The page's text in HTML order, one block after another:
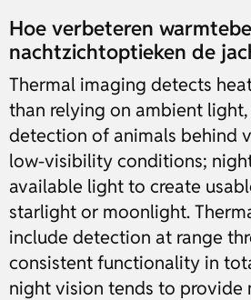
Hoe verbeteren
nachtzichtoptieken de
Thermal imaging detects
than relying on ambient
detection of animals behind
low-visibility conditions;
available light to create
starlight or moonlight.
include detection at range
consistent functionality in
night vision tends to provide